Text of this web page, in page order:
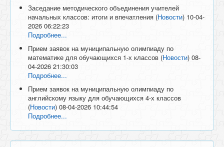
Заседание методического объединения учителей
начальных классов: итоги и впечатления (Новости) 10-04-
2026 06:22:23
Подробнее...
Прием заявок на муниципальную олимпиаду по
математике для обучающихся 1-х классов (Новости) 08-
04-2026 21:30:03
Подробнее...
Прием заявок на муниципальную олимпиаду по
английскому языку для обучающихся 4-х классов
(Новости) 08-04-2026 10:44:54
Подробнее...